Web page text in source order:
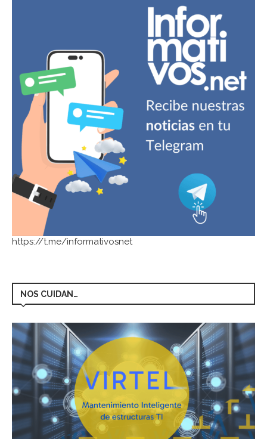
https://t.me/informativosnet
NOS CUIDAN…